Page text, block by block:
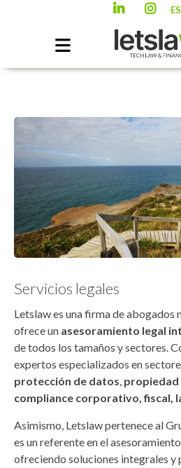
ES
Servicios legales
Letslaw es una firma de
ofrece un asesoramiento legal
de todos los tamaños y sectores.
expertos especializados en
protección de datos,
compliance corporativo, fiscal,
Asimismo, Letslaw pertenece al
es un referente en el
ofreciendo soluciones integrales y